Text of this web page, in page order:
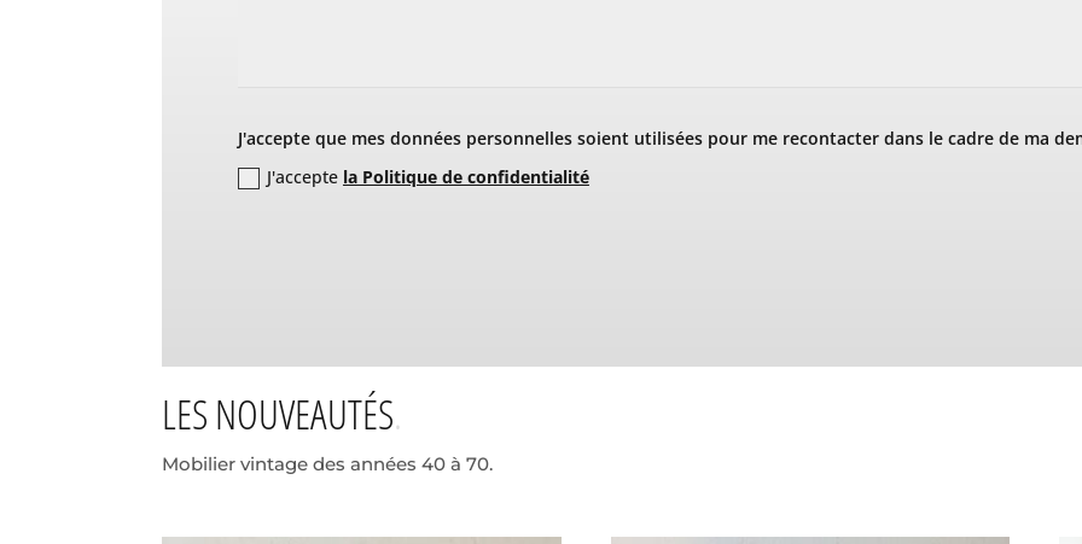
J'accepte que mes données personnelles soient utilisées pour me recontacter dans le cadre de ma
J'accepte la Politique de confidentialité
LES NOUVEAUTÉS
Mobilier vintage des années 40 à 70.